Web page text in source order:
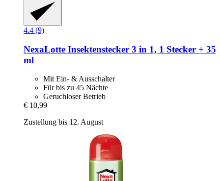
4.4 (9)
NexaLotte Insektenstecker 3 in 1, 1 Stecker + 35
ml
Mit Ein- & Ausschalter
Für bis zu 45 Nächte
Geruchloser Betrieb
€ 10,99
Zustellung bis 12. August